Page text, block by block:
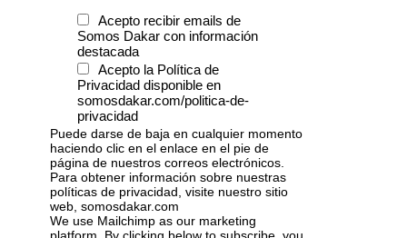
Acepto recibir emails de
Somos Dakar con información
destacada
Acepto la Política de
Privacidad disponible en
somosdakar.com/politica-de-
privacidad
Puede darse de baja en cualquier momento
haciendo clic en el enlace en el pie de
página de nuestros correos electrónicos.
Para obtener información sobre nuestras
políticas de privacidad, visite nuestro sitio
web, somosdakar.com
We use Mailchimp as our marketing